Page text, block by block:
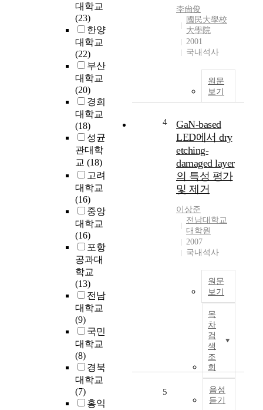
대학교
(23)
한양
대학교
(22)
부산
대학교
(20)
경희
대학교
(18)
성균
관대학
교 (18)
고려
대학교
(16)
중앙
대학교
(16)
포항
공과대
학교
(13)
전남
대학교
(9)
국민
대학교
(8)
경북
대학교
(7)
홍익
수
은
李尙俊
國民大學校
大學院
2001
국내석사
원문
보기
4
GaN-based
LED에서 dry
etching-
damaged layer
의 특성 평가
및 제거
이상준
전남대학교
대학원
2007
국내석사
원문
보기
목
차
검
색
조
회
음성
듣기
5